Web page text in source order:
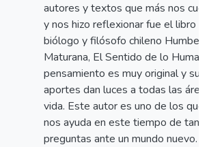
autores y textos que más nos
y nos hizo reflexionar fue el libro
biólogo y filósofo chileno
Maturana, El Sentido de lo
pensamiento es muy original y sus
aportes dan luces a todas las
vida. Este autor es uno de los que
nos ayuda en este tiempo de
preguntas ante un mundo nuevo.